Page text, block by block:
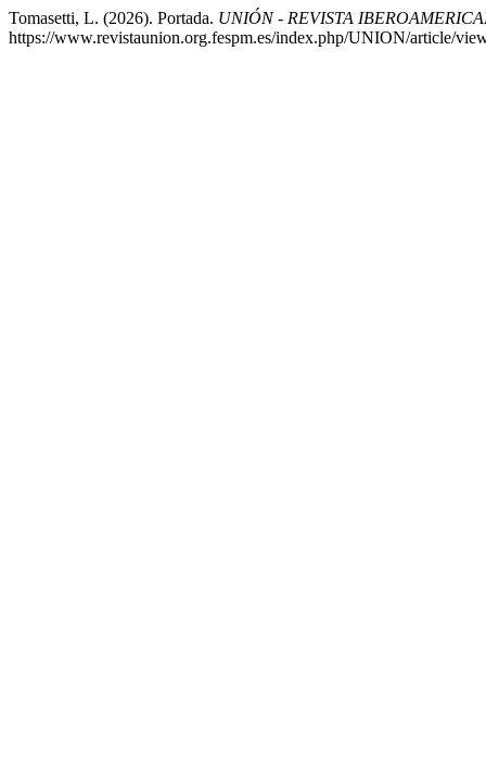
Tomasetti, L. (2026). Portada. UNIÓN - REVISTA
https://www.revistaunion.org.fespm.es/index.php/UNION/article/